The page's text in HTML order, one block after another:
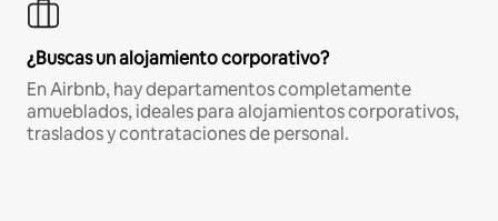
¿Buscas un alojamiento corporativo?
En Airbnb, hay departamentos completamente
amueblados, ideales para alojamientos corporativos,
traslados y contrataciones de personal.